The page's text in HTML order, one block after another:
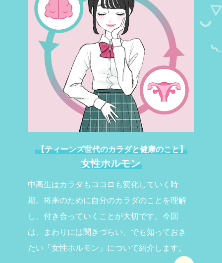
【ティーンズ世代のカラダと健康のこと】
女性ホルモン
中高生はカラダもココロも変化していく時
期。将来のために自分のカラダのことを理解
し、付き合っていくことが大切です。今回
は、まわりには聞きづらい、でも知っておき
たい「女性ホルモン」について紹介します。